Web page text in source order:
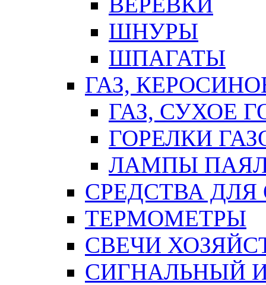
ШНУРЫ
ШПАГАТЫ
ГАЗ,
ГАЗ, СУХОЕ
ГОРЕЛКИ
ЛАМПЫ
СРЕДСТВА
ТЕРМОМЕТРЫ
СВЕЧИ
СИГНАЛЬНЫЙ